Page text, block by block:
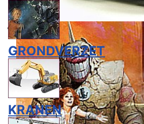
GRONDVERZET
KRANEN